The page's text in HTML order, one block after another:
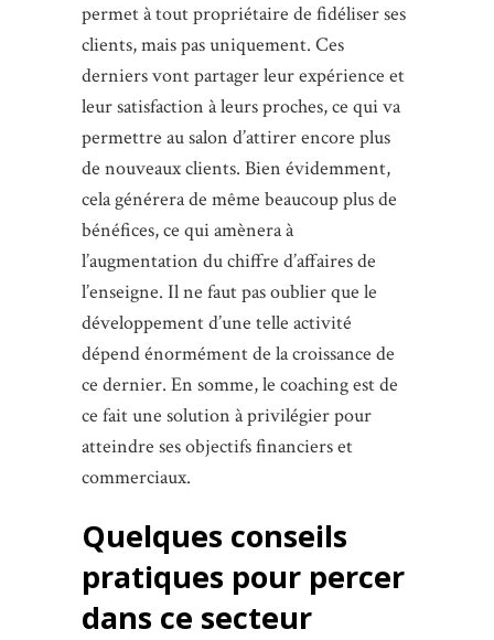
permet à tout propriétaire de fidéliser ses
clients, mais pas uniquement. Ces
derniers vont partager leur expérience et
leur satisfaction à leurs proches, ce qui va
permettre au salon d’attirer encore plus
de nouveaux clients. Bien évidemment,
cela générera de même beaucoup plus de
bénéfices, ce qui amènera à
l’augmentation du chiffre d’affaires de
l’enseigne. Il ne faut pas oublier que le
développement d’une telle activité
dépend énormément de la croissance de
ce dernier. En somme, le coaching est de
ce fait une solution à privilégier pour
atteindre ses objectifs financiers et
commerciaux.
Quelques conseils
pratiques pour percer
dans ce secteur